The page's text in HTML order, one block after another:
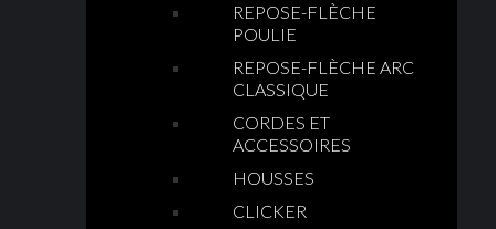
REPOSE-FLÈCHE
POULIE
REPOSE-FLÈCHE ARC
CLASSIQUE
CORDES ET
ACCESSOIRES
HOUSSES
CLICKER